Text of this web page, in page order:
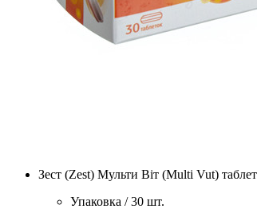
Зест (Zest) Мульти Віт (Multi Vut)
Упаковка / 30 шт.